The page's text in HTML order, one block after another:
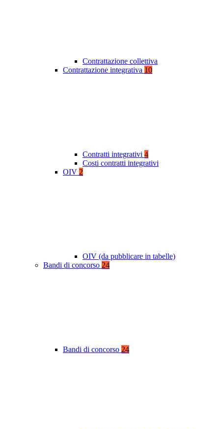
Contrattazione collettiva
Contrattazione integrativa 10
Contratti integrativi 4
Costi contratti integrativi
OIV 2
OIV (da pubblicare in tabelle)
Bandi di concorso 24
Bandi di concorso 24